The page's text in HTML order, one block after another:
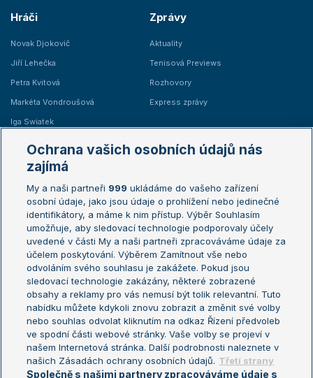
Hráči
Novak Djokovič
Jiří Lehečka
Petra Kvitová
Markéta Vondroušová
Iga Swiatek
Zprávy
Aktuality
Tenisová Previews
Rozhovory
Express zprávy
Žebříčky
Žebříček ATP (muži)
Žebříček WTA (ženy)
Sázkařský žebříček
Australian Open
French Open
Wimbledon
US Open
Turnaj mistrů
Turnaj mistryň
Aktualní trendy
Fotbalové přestupy
Livesport Daily
LS Prague Open
Ochrana vašich osobních údajů nás
zajímá
My a naši partneři 999 ukládáme do vašeho zařízení
osobní údaje, jako jsou údaje o prohlížení nebo jedinečné
identifikátory, a máme k nim přístup. Výběr Souhlasím
umožňuje, aby sledovací technologie podporovaly účely
uvedené v části My a naši partneři zpracováváme údaje za
účelem poskytování. Výběrem Zamítnout vše nebo
odvoláním svého souhlasu je zakážete. Pokud jsou
sledovací technologie zakázány, některé zobrazené
obsahy a reklamy pro vás nemusí být tolik relevantní. Tuto
nabídku můžete kdykoli znovu zobrazit a změnit své volby
nebo souhlas odvolat kliknutím na odkaz Řízení předvoleb
ve spodní části webové stránky. Vaše volby se projeví v
našem Internetová stránka. Další podrobnosti naleznete v
našich Zásadách ochrany osobních údajů. Třetí strany
Společně s našimi partnery zpracováváme údaje s